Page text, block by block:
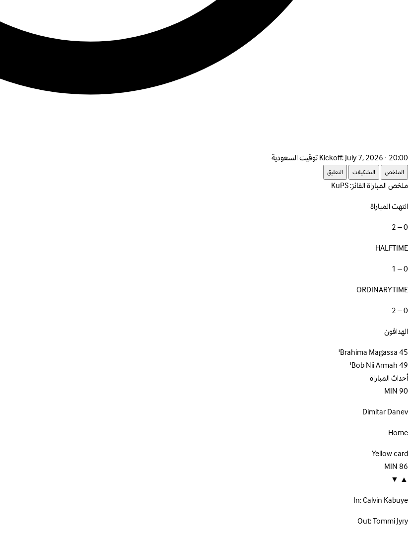
Kickoff:July 7, 2026 · 20:00 توقيت السعودية
الملخص التشكيلات التعليق
ملخص المباراةالفائز: KuPS
انتهت المباراة
0 – 2
HALFTIME
0 – 1
ORDINARYTIME
0 – 2
الهدافون
Brahima Magassa45'
Bob Nii Armah49'
أحداث المباراة
90
MIN
Dimitar Danev
Home
Yellow card
86
MIN
▲
▼
In:Calvin Kabuye
Out:Tommi Jyry